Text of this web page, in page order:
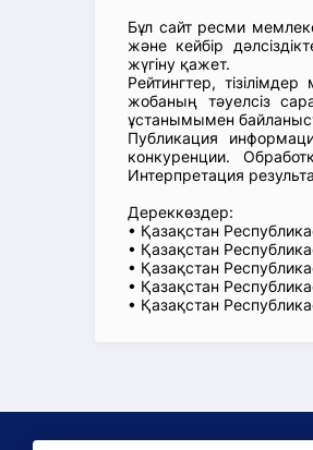
Бұл сайт ресми
және кейбір
жүгіну қажет.
Рейтингтер,
жобаның тәуелсіз
ұстанымымен
Публикация
конкуренции.
Интерпретация
Дереккөздер:
• Қазақстан
• Қазақстан
• Қазақстан
• Қазақстан
• Қазақстан